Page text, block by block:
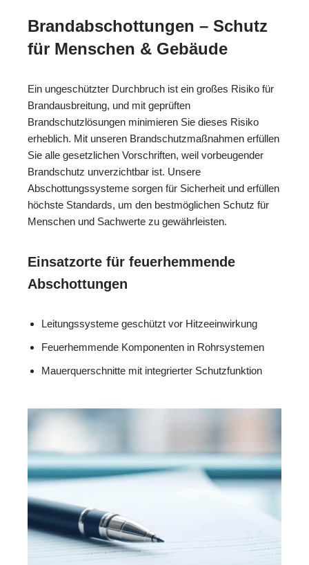
Brandabschottungen – Schutz
für Menschen & Gebäude
Ein ungeschützter Durchbruch ist ein großes Risiko für
Brandausbreitung, und mit geprüften
Brandschutzlösungen minimieren Sie dieses Risiko
erheblich. Mit unseren Brandschutzmaßnahmen erfüllen
Sie alle gesetzlichen Vorschriften, weil vorbeugender
Brandschutz unverzichtbar ist. Unsere
Abschottungssysteme sorgen für Sicherheit und erfüllen
höchste Standards, um den bestmöglichen Schutz für
Menschen und Sachwerte zu gewährleisten.
Einsatzorte für feuerhemmende
Abschottungen
Leitungssysteme geschützt vor Hitzeeinwirkung
Feuerhemmende Komponenten in Rohrsystemen
Mauerquerschnitte mit integrierter Schutzfunktion